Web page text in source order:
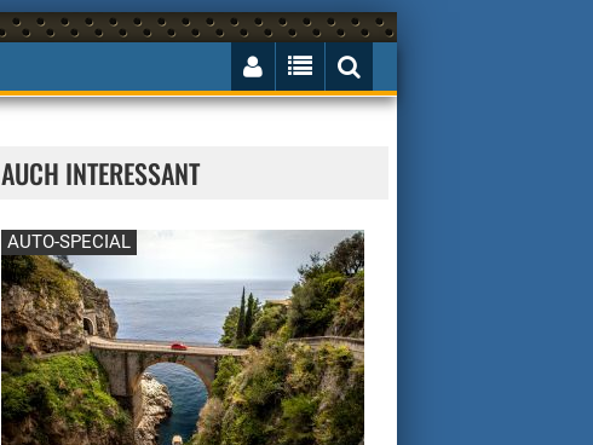
AUCH INTERESSANT
AUTO-SPECIAL